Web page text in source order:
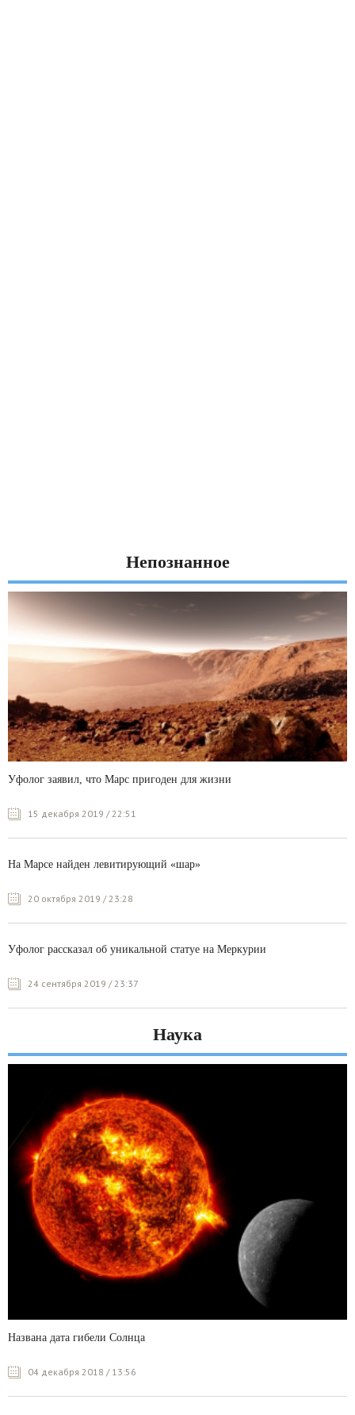
Непознанное
Уфолог заявил, что Марс пригоден для жизни
15 декабря 2019 / 22:51
На Марсе найден левитирующий «шар»
20 октября 2019 / 23:28
Уфолог рассказал об уникальной статуе на Меркурии
24 сентября 2019 / 23:37
Наука
Названа дата гибели Солнца
04 декабря 2018 / 13:56